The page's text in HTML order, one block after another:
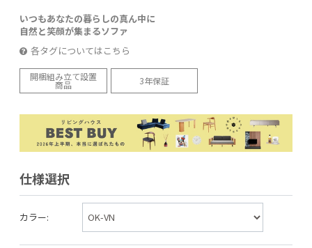
いつもあなたの暮らしの真ん中に
自然と笑顔が集まるソファ
各タグについてはこちら
開梱組み立て設置
商品 3年保証
仕様選択
カラー: